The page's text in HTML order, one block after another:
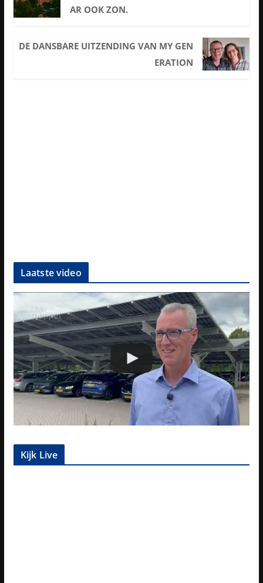
AR OOK ZON.
DE DANSBARE UITZENDING VAN MY GEN
ERATION
Laatste video
Kijk Live